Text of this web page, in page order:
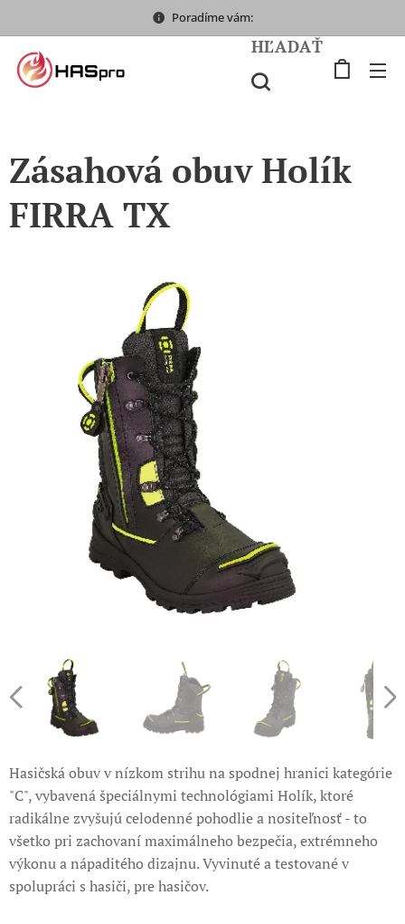
Poradíme vám:
HĽADAŤ
Zásahová obuv Holík
FIRRA TX
Hasičská obuv v nízkom strihu na spodnej hranici kategórie
"C", vybavená špeciálnymi technológiami Holík, ktoré
radikálne zvyšujú celodenné pohodlie a nositeľnosť - to
všetko pri zachovaní maximálneho bezpečia, extrémneho
výkonu a nápaditého dizajnu. Vyvinuté a testované v
spolupráci s hasiči, pre hasičov.